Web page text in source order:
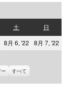
土
曜
日
日
曜
日
2022
8月 6, '22
2022
年
8
月
6
8月 7, '22
年
7
すべて